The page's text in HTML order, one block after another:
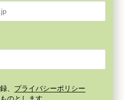
、 プライバシーポリシー
のとします。